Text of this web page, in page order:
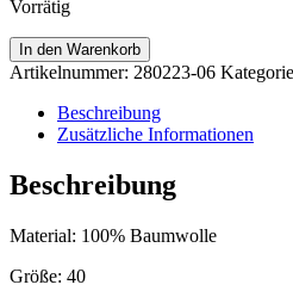
war:
Vorrätig
Oberteil
von
In den Warenkorb
Artikelnummer: 280223-06
Beschreibung
Zusätzliche Informationen
Beschreibung
Material: 100% Baumwolle
Größe: 40